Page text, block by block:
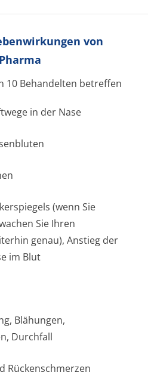
von
10 Behandelten betreffen
in der Nase
(wenn Sie
Sie Ihren
genau), Anstieg der
im Blut
Blähungen,
Durchfall
Rückenschmerzen